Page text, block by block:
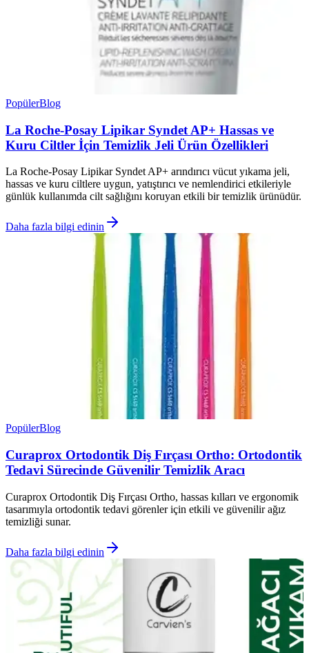
PopülerBlog
La Roche-Posay Lipikar Syndet AP+ Hassas ve
Kuru Ciltler İçin Temizlik Jeli Ürün Özellikleri
La Roche-Posay Lipikar Syndet AP+ arındırıcı vücut yıkama jeli,
hassas ve kuru ciltlere uygun, yatıştırıcı ve nemlendirici etkileriyle
günlük kullanımda cilt sağlığını koruyan etkili bir temizlik ürünüdür.
Daha fazla bilgi edinin
PopülerBlog
Curaprox Ortodontik Diş Fırçası Ortho: Ortodontik
Tedavi Sürecinde Güvenilir Temizlik Aracı
Curaprox Ortodontik Diş Fırçası Ortho, hassas kılları ve ergonomik
tasarımıyla ortodontik tedavi görenler için etkili ve güvenilir ağız
temizliği sunar.
Daha fazla bilgi edinin